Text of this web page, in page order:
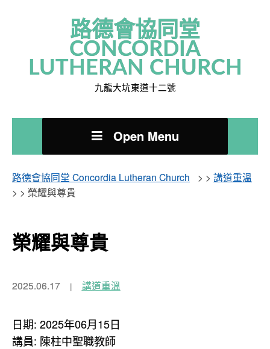
路德會協同堂
CONCORDIA
LUTHERAN CHURCH
九龍大坑東道十二號
Open Menu
路德會協同堂 Concordia Lutheran Church > > 講道重溫
> > 榮耀與尊貴
榮耀與尊貴
2025.06.17 講道重溫
日期: 2025年06月15日
講員: 陳柱中聖職教師